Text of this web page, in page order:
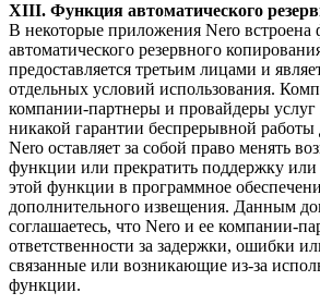
XIII. Функция автоматического
В некоторые приложения Nero встроена
автоматического резервного
предоставляется третьим лицами и
отдельных условий использования.
компании-партнеры и провайдеры услуг
никакой гарантии беспрерывной
Nero оставляет за собой право менять
функции или прекратить поддержку или
этой функции в программное
дополнительного извещения. Данным
соглашаетесь, что Nero и ее компании-
ответственности за задержки, ошибки
связанные или возникающие из-за
функции.